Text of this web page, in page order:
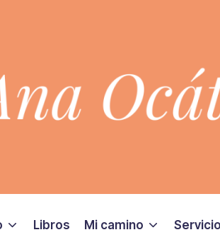
Libros Mi camino